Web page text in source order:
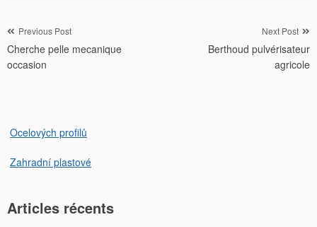
Navigation
de
l’article
Previous Post
Cherche pelle mecanique
occasion
Next Post
Berthoud pulvérisateur
agricole
Ocelových profilů
Zahradní plastové
Articles récents